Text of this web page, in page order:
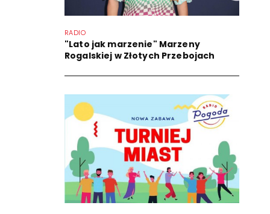
RADIO
"Lato jak marzenie" Marzeny
Rogalskiej w Złotych Przebojach